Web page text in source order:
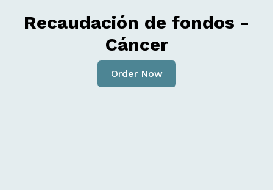
Recaudación de fondos -
Cáncer
Order Now